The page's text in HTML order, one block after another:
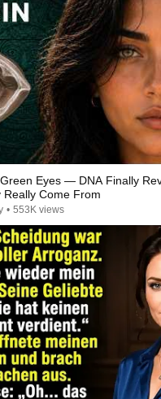
Eyes — DNA Finally
Really Come From
• 553K views